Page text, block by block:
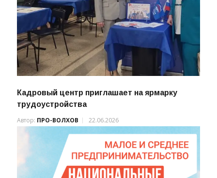
Кадровый центр приглашает на ярмарку
трудоустройства
Автор: ПРО-ВОЛХОВ 22.06.2026